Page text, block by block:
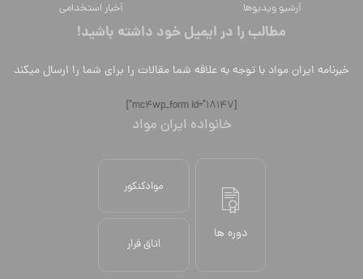
آرشیو ویدیوها
آخبار استخدامی
مطالب را در ایمیل خود داشته باشید!
خبرنامه ایران مواد با توجه به علاقه شما مقالات را برای شما را ارسال میکند
[mc4wp_form id="18147"]
خانواده ایران مواد
دوره ها
موادکنکور
اتاق فرار